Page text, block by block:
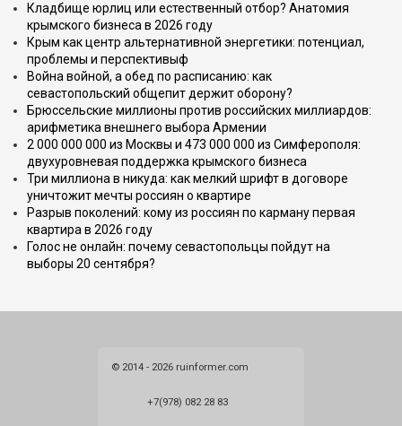
Кладбище юрлиц или естественный отбор? Анатомия
крымского бизнеса в 2026 году
Крым как центр альтернативной энергетики: потенциал,
проблемы и перспективыф
Война войной, а обед по расписанию: как
севастопольский общепит держит оборону?
Брюссельские миллионы против российских миллиардов:
арифметика внешнего выбора Армении
2 000 000 000 из Москвы и 473 000 000 из Симферополя:
двухуровневая поддержка крымского бизнеса
Три миллиона в никуда: как мелкий шрифт в договоре
уничтожит мечты россиян о квартире
Разрыв поколений: кому из россиян по карману первая
квартира в 2026 году
Голос не онлайн: почему севастопольцы пойдут на
выборы 20 сентября?
© 2014 - 2026 ruinformer.com
+7(978) 082 28 83